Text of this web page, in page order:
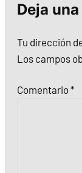
Deja
Tu dirección
Los campos
Comentario*